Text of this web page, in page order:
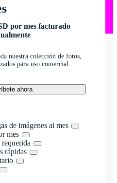
por mes facturado
nuestra colección de fotos,
para uso comercial.
ahora
de imágenes al mes
mes
rápidas